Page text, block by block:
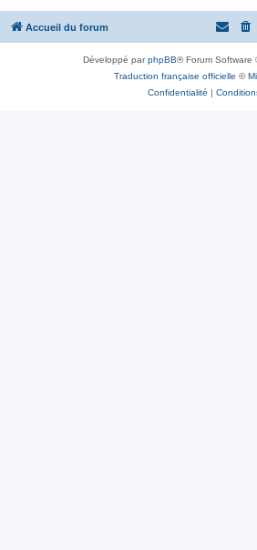
Accueil du forum
Développé parphpBB® Forum Software
Traduction française officielle ©
Confidentialité |